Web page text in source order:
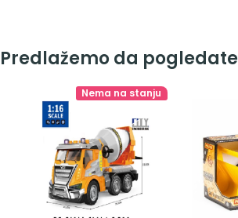
Predlažemo da pogledate
Nema na stanju